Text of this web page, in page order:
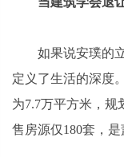
如果说安璞的
定义了生活的深度
为7.7万平方米，规
售房源仅180套，